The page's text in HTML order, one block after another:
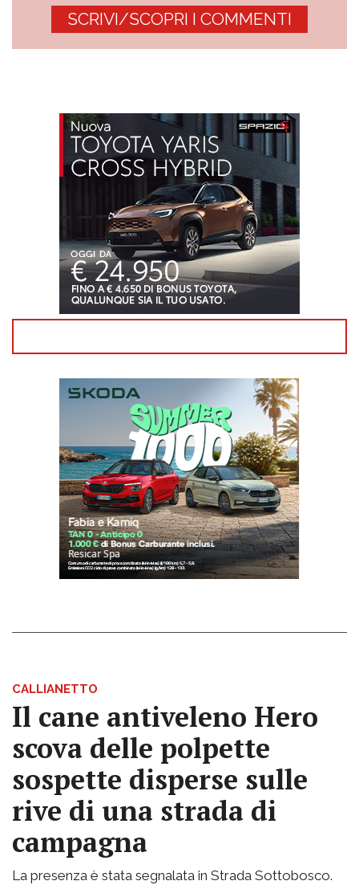
SCRIVI/SCOPRI I COMMENTI
CALLIANETTO
Il cane antiveleno Hero
scova delle polpette
sospette disperse sulle
rive di una strada di
campagna
La presenza è stata segnalata in Strada Sottobosco.